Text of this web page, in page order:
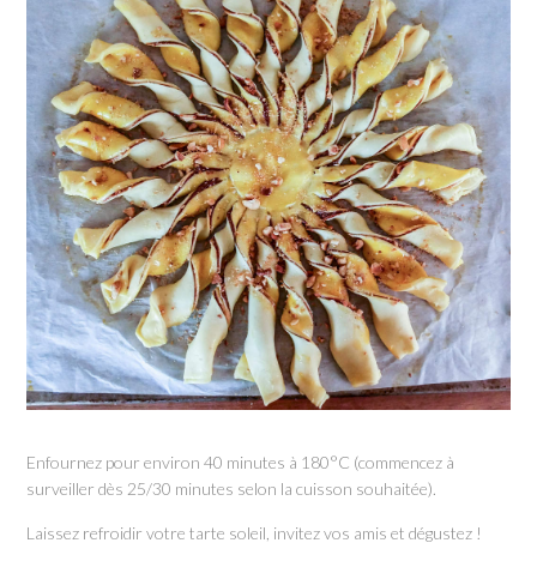
Enfournez pour environ 40 minutes à 180°C (commencez à
surveiller dès 25/30 minutes selon la cuisson souhaitée).
Laissez refroidir votre tarte soleil, invitez vos amis et dégustez !